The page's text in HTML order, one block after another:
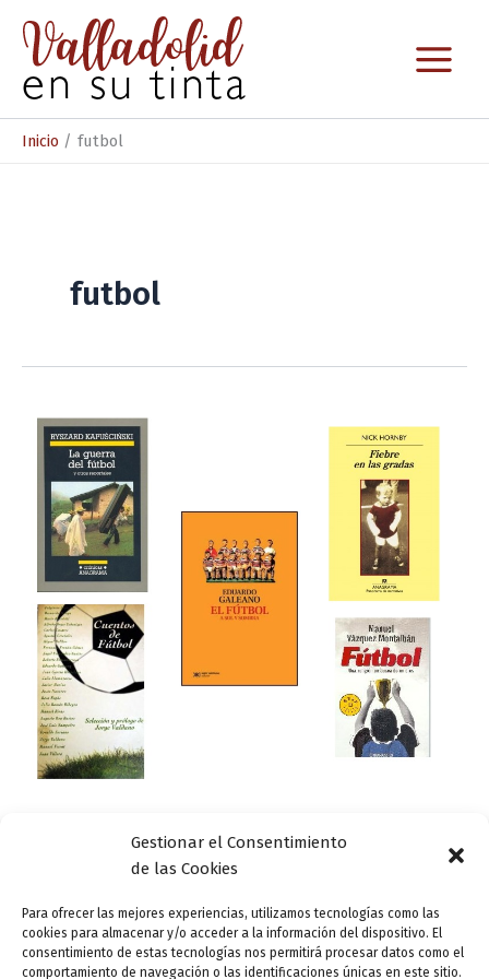
Gestionar el Consentimiento
de las Cookies
Para ofrecer las mejores experiencias, utilizamos tecnologías como las
cookies para almacenar y/o acceder a la información del dispositivo. El
consentimiento de estas tecnologías nos permitirá procesar datos como el
comportamiento de navegación o las identificaciones únicas en este sitio.
contenido
Inicio futbol
futbol
5 libros de fútbol para amantes de la Literatura
(y viceversa)
ensutinta/21 agosto, 2014